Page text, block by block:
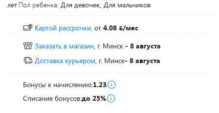
лет Пол ребенка: Для девочек, Для мальчиков
Картой рассрочки, от 4.08
/мес
Заказать в магазин, г. Минск - 8 августа
Доставка курьером, г. Минск- 8 августа
Бонусы к начислению:1.23
Списание бонусов:до 25%